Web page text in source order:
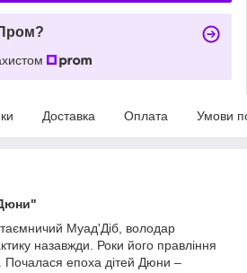
Доставка Оплата Умови
Муад'Діб, володар
назавжди. Роки його правління
Почалася епоха дітей Дюни –